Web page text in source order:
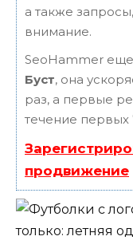
а также
внимание.
SeoHammer
Буст, она
раз, а первые
течение первых
продвижение